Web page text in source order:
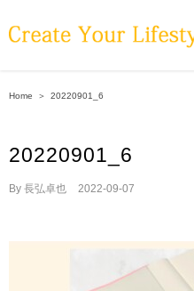
to
Home ＞ 20220901_6
20220901_6
By 長弘卓也 2022-09-07